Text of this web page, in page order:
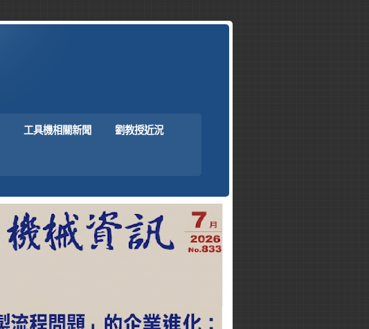
工具機相關新聞 劉教授近況